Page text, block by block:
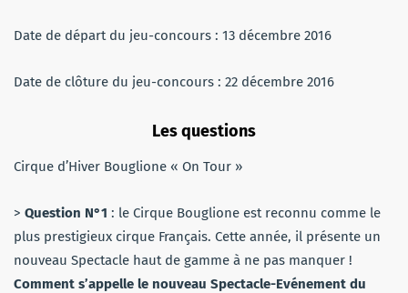
Date de départ du jeu-concours : 13 décembre 2016
Date de clôture du jeu-concours : 22 décembre 2016
Les questions
Cirque d’Hiver Bouglione « On Tour »
> Question N°1 : le Cirque Bouglione est reconnu comme le
plus prestigieux cirque Français. Cette année, il présente un
nouveau Spectacle haut de gamme à ne pas manquer !
Comment s’appelle le nouveau Spectacle-Evénement du